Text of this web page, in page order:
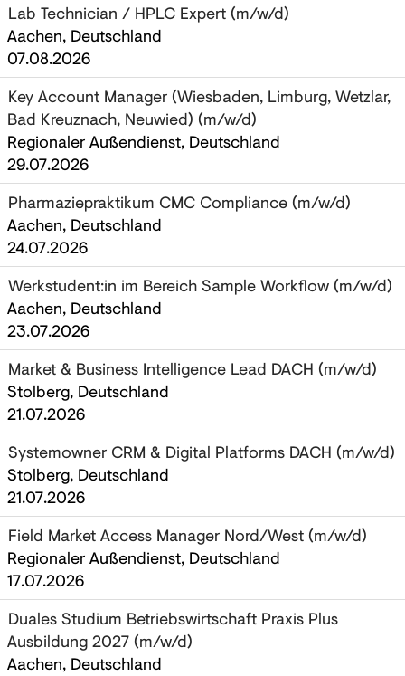
Lab Technician / HPLC Expert (m/w/d)
Aachen, Deutschland
07.08.2026
Key Account Manager (Wiesbaden, Limburg, Wetzlar,
Bad Kreuznach, Neuwied) (m/w/d)
Regionaler Außendienst, Deutschland
29.07.2026
Pharmaziepraktikum CMC Compliance (m/w/d)
Aachen, Deutschland
24.07.2026
Werkstudent:in im Bereich Sample Workflow (m/w/d)
Aachen, Deutschland
23.07.2026
Market & Business Intelligence Lead DACH (m/w/d)
Stolberg, Deutschland
21.07.2026
Systemowner CRM & Digital Platforms DACH (m/w/d)
Stolberg, Deutschland
21.07.2026
Field Market Access Manager Nord/West (m/w/d)
Regionaler Außendienst, Deutschland
17.07.2026
Duales Studium Betriebswirtschaft Praxis Plus
Ausbildung 2027 (m/w/d)
Aachen, Deutschland